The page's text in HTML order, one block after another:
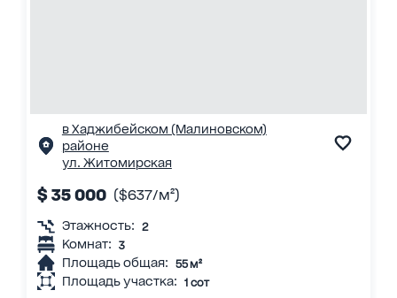
в Хаджибейском (Малиновском)
районе
ул. Житомирская
$ 35 000 ($637/м²)
Этажность: 2
Комнат: 3
Площадь общая: 55 м²
Площадь участка: 1 сот